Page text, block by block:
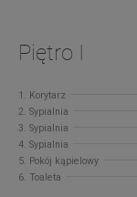
Piętro I
1. Korytarz
2. Sypialnia
3. Sypialnia
4. Sypialnia
5. Pokój kąpielowy
6. Toaleta